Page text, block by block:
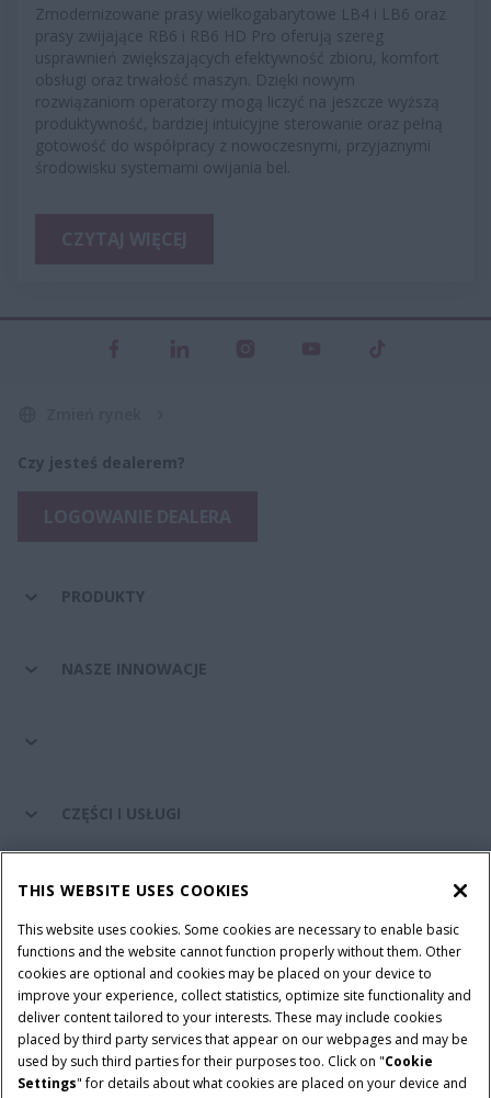
Zmodernizowane prasy wielkogabarytowe LB4 i LB6 oraz
prasy zwijające RB6 i RB6 HD Pro oferują szereg
usprawnień zwiększających efektywność zbioru, komfort
obsługi oraz trwałość maszyn. Dzięki nowym
rozwiązaniom operatorzy mogą liczyć na jeszcze wyższą
produktywność, bardziej intuicyjne sterowanie oraz pełną
gotowość do współpracy z nowoczesnymi, przyjaznymi
środowisku systemami owijania bel.
Czy jesteś dealerem?
PRODUKTY
NASZE INNOWACJE
CZĘŚCI I USŁUGI
ŚWIAT CASE IH
Regulamin
Informacje na temat ochrony prywatności
Adres wydawniczy
Cookie Settings
Telematyka – informacja o ochronie prywatności
© 2026 CNH Industrial America LLC. All Rights Reserved. Case IH is a
THIS WEBSITE USES COOKIES
This website uses cookies. Some cookies are necessary to enable basic
functions and the website cannot function properly without them. Other
cookies are optional and cookies may be placed on your device to
improve your experience, collect statistics, optimize site functionality and
deliver content tailored to your interests. These may include cookies
placed by third party services that appear on our webpages and may be
used by such third parties for their purposes too. Click on "Cookie
Settings" for details about what cookies are placed on your device and